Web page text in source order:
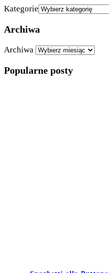
Kategorie
Archiwa
Archiwa
Popularne posty